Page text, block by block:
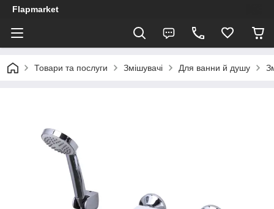
Flapmarket
Товари та послуги Змішувачі Для ванни й душу